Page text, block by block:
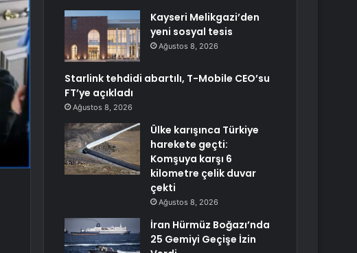
Kayseri Melikgazi’den
yeni sosyal tesis
Ağustos 8, 2026
Starlink tehdidi abartılı, T-Mobile CEO’su
FT’ye açıkladı
Ağustos 8, 2026
Ülke karışınca Türkiye
harekete geçti:
Komşuya karşı 6
kilometre çelik duvar
çekti
Ağustos 8, 2026
İran Hürmüz Boğazı’nda
25 Gemiyi Geçişe İzin